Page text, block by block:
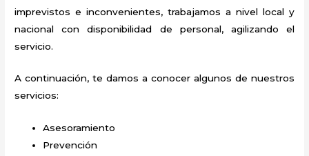
imprevistos e inconvenientes, trabajamos a nivel local y
nacional con disponibilidad de personal, agilizando el
servicio.
A continuación, te damos a conocer algunos de nuestros
servicios:
Asesoramiento
Prevención